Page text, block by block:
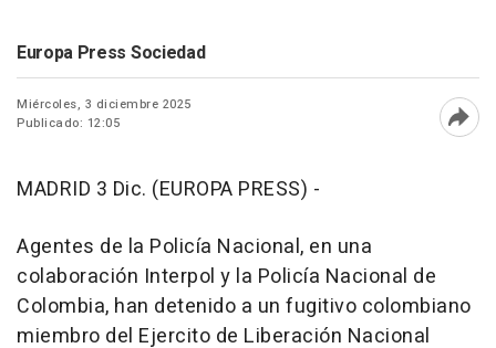
Europa Press Sociedad
Miércoles, 3 diciembre 2025
Publicado: 12:05
MADRID 3 Dic. (EUROPA PRESS) -
Agentes de la Policía Nacional, en una
colaboración Interpol y la Policía Nacional de
Colombia, han detenido a un fugitivo colombiano
miembro del Ejercito de Liberación Nacional